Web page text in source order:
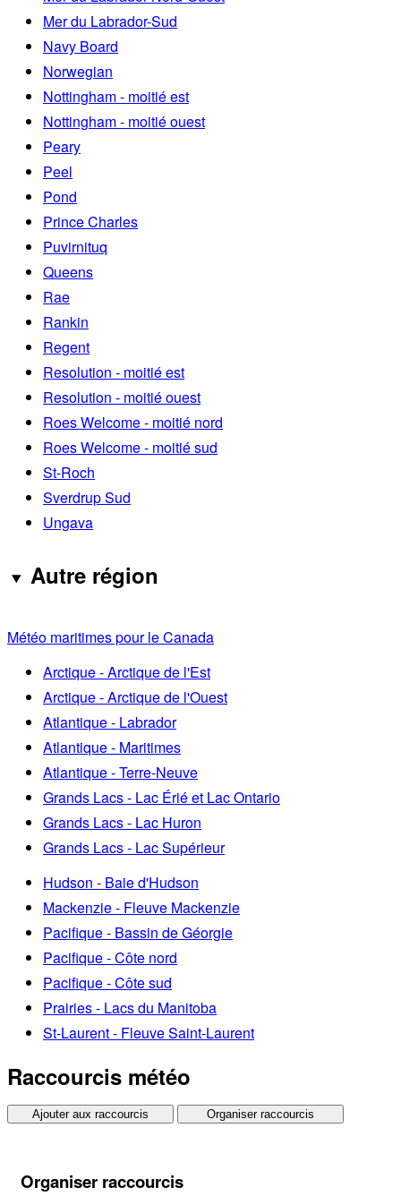
Mer du Labrador-Sud
Navy Board
Norwegian
Nottingham - moitié est
Nottingham - moitié ouest
Peary
Peel
Pond
Prince Charles
Puvirnituq
Queens
Rae
Rankin
Regent
Resolution - moitié est
Resolution - moitié ouest
Roes Welcome - moitié nord
Roes Welcome - moitié sud
St-Roch
Sverdrup Sud
Ungava
Autre région
Météo maritimes pour le Canada
Arctique - Arctique de l'Est
Arctique - Arctique de l'Ouest
Atlantique - Labrador
Atlantique - Maritimes
Atlantique - Terre-Neuve
Grands Lacs - Lac Érié et Lac Ontario
Grands Lacs - Lac Huron
Grands Lacs - Lac Supérieur
Hudson - Baie d'Hudson
Mackenzie - Fleuve Mackenzie
Pacifique - Bassin de Géorgie
Pacifique - Côte nord
Pacifique - Côte sud
Prairies - Lacs du Manitoba
St-Laurent - Fleuve Saint-Laurent
Raccourcis météo
Ajouter aux raccourcis Organiser raccourcis
Organiser raccourcis